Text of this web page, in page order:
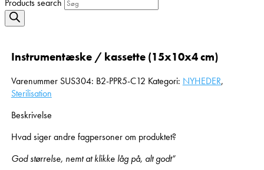
Products search
Instrumentæske / kassette (15x10x4 cm)
Varenummer SUS304: B2-PPR5-C12 Kategori: NYHEDER,
Sterilisation
Beskrivelse
Hvad siger andre fagpersoner om produktet?
God størrelse, nemt at klikke låg på, alt godt”